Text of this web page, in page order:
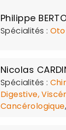
Philippe
Spécialités :
Nicolas
Spécialités :
Digestive,
Cancérologique